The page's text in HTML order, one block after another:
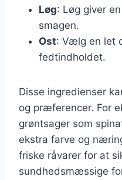
Løg: Løg giver
smagen.
Ost: Vælg en let
fedtindholdet.
Disse ingredienser
og præferencer. For
grøntsager som
ekstra farve og
friske råvarer for at
sundhedsmæssige